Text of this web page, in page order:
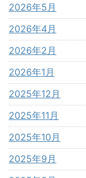
2026年5月
2026年4月
2026年2月
2026年1月
2025年12月
2025年11月
2025年10月
2025年9月